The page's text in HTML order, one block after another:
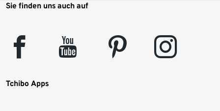
Sie finden uns auch auf
facebook youtube pinterest instagram
Tchibo Apps